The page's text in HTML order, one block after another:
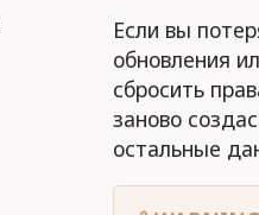
Если вы
обновления
сбросить
заново
остальные